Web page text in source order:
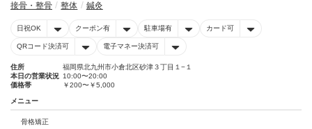
接骨・整骨 整体 鍼灸
日祝OK クーポン有 駐車場有 カード可
QRコード決済可 電子マネー決済可
住所
福岡県北九州市小倉北区砂津３丁目１−１
本日の営業状況 10:00〜20:00
価格帯
￥200〜￥5,000
メニュー
骨格矯正